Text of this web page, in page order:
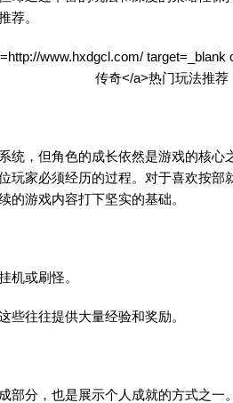
荐。
，但角色的成长依然是游戏的核心
玩家必须经历的过程。对于喜欢按
的游戏内容打下坚实的基础。
或刷怪。
往往提供大量经验和奖励。
分，也是展示个人成就的方式之一